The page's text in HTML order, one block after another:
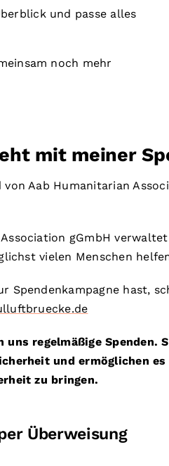
und passe alles
noch mehr
mit meiner
von Aab Humanitarian
gGmbH
vielen Menschen
Spendenkampagne hast,
regelmäßige Spenden.
und ermöglichen
zu bringen.
Überweisung